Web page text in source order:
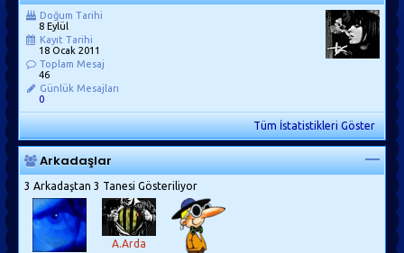
Doğum Tarihi
8 Eylül
Kayıt Tarihi
18 Ocak 2011
Toplam Mesaj
46
Günlük Mesajları
0
Tüm İstatistikleri Göster
Arkadaşlar
3 Arkadaştan 3 Tanesi Gösteriliyor
A.Arda